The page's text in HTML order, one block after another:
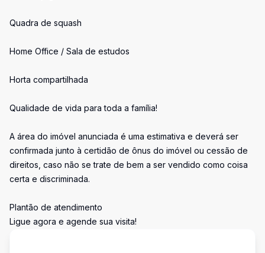
Quadra de squash
Home Office / Sala de estudos
Horta compartilhada
Qualidade de vida para toda a família!
A área do imóvel anunciada é uma estimativa e deverá ser
confirmada junto à certidão de ônus do imóvel ou cessão de
direitos, caso não se trate de bem a ser vendido como coisa
certa e discriminada.
Plantão de atendimento
Ligue agora e agende sua visita!